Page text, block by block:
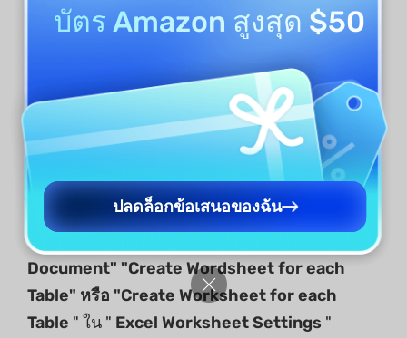
สำหรับ Excel:
เมื่อคุณต้องการแปลงเอกสารของ
คุณเป็นExcelคุณสามารถเลือก "Excel" ในส่วน
Convert To"ปรับแต่งช่วงหน้าที่จะแปลง เลือก
"
Document" "Create Wordsheet for each
Table" หรือ "Create Worksheet for each
Table " ใน " Excel Worksheet Settings "
บัตร Amazon สูงสุด $50
ปลดล็อกข้อเสนอของฉัน